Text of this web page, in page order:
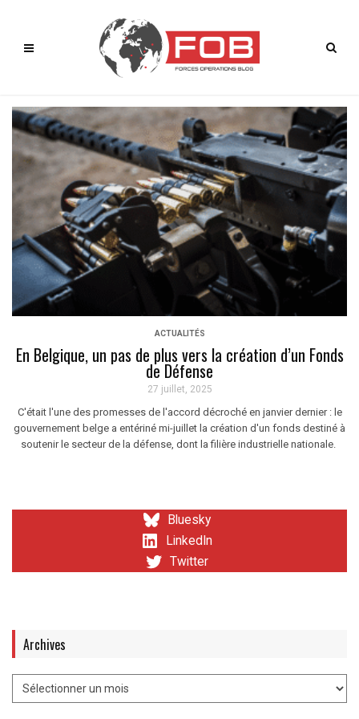
ACTUALITÉS
En Belgique, un pas de plus vers la création d’un Fonds
de Défense
27 juillet, 2025
C'était l'une des promesses de l'accord décroché en janvier dernier : le
gouvernement belge a entériné mi-juillet la création d'un fonds destiné à
soutenir le secteur de la défense, dont la filière industrielle nationale.
Bluesky
LinkedIn
Twitter
Archives